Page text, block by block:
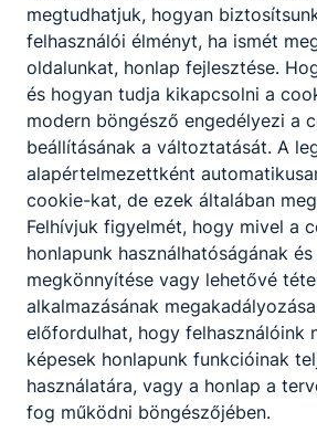
Műszaki
Szakképzési
Centrum
Pataky
István
Híradásipari
és
Informatikai
Technikum
1101 Budapest,
Salgótarjáni út
53./b
megtudhatjuk, hogyan
felhasználói élményt, ha ismét
oldalunkat, honlap fejlesztése.
és hogyan tudja kikapcsolni a
modern böngésző engedélyezi a
beállításának a változtatását. A
alapértelmezettként
cookie-kat, de ezek általában
Felhívjuk figyelmét, hogy mivel a
honlapunk használhatóságának
megkönnyítése vagy lehetővé
alkalmazásának
előfordulhat, hogy felhasználóink
képesek honlapunk funkcióinak
használatára, vagy a honlap a
fog működni böngészőjében.